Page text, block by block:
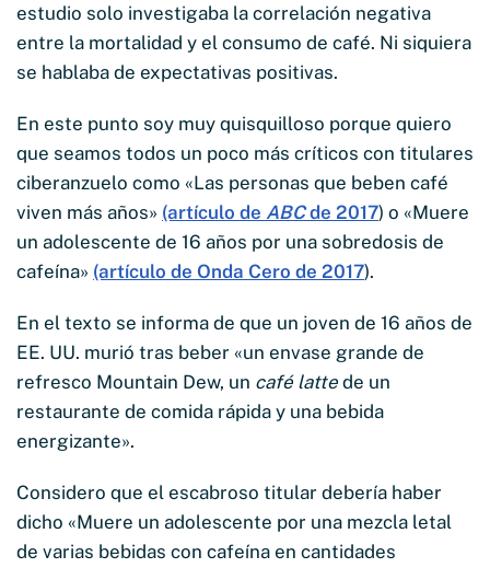
estudio solo investigaba la correlación negativa
entre la mortalidad y el consumo de café. Ni siquiera
se hablaba de expectativas positivas.
En este punto soy muy quisquilloso porque quiero
que seamos todos un poco más críticos con titulares
ciberanzuelo como «Las personas que beben café
viven más años» (artículo de ABCde 2017) o «Muere
un adolescente de 16 años por una sobredosis de
cafeína» (artículo de Onda Cero de 2017).
En el texto se informa de que un joven de 16 años de
EE. UU. murió tras beber «un envase grande de
refresco Mountain Dew, un café latte de un
restaurante de comida rápida y una bebida
energizante».
Considero que el escabroso titular debería haber
dicho «Muere un adolescente por una mezcla letal
de varias bebidas con cafeína en cantidades